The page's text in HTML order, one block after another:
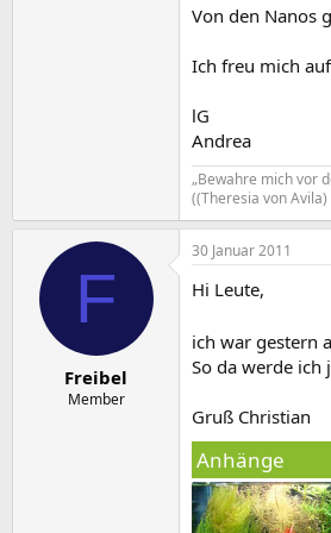
Von den Nanos
Ich freu mich
lG
Andrea
„Bewahre mich vor
((Theresia von Avila)
F
Freibel
Member
30 Januar 2011
Hi Leute,
ich war gestern
So da werde ich
Gruß Christian
Anhänge